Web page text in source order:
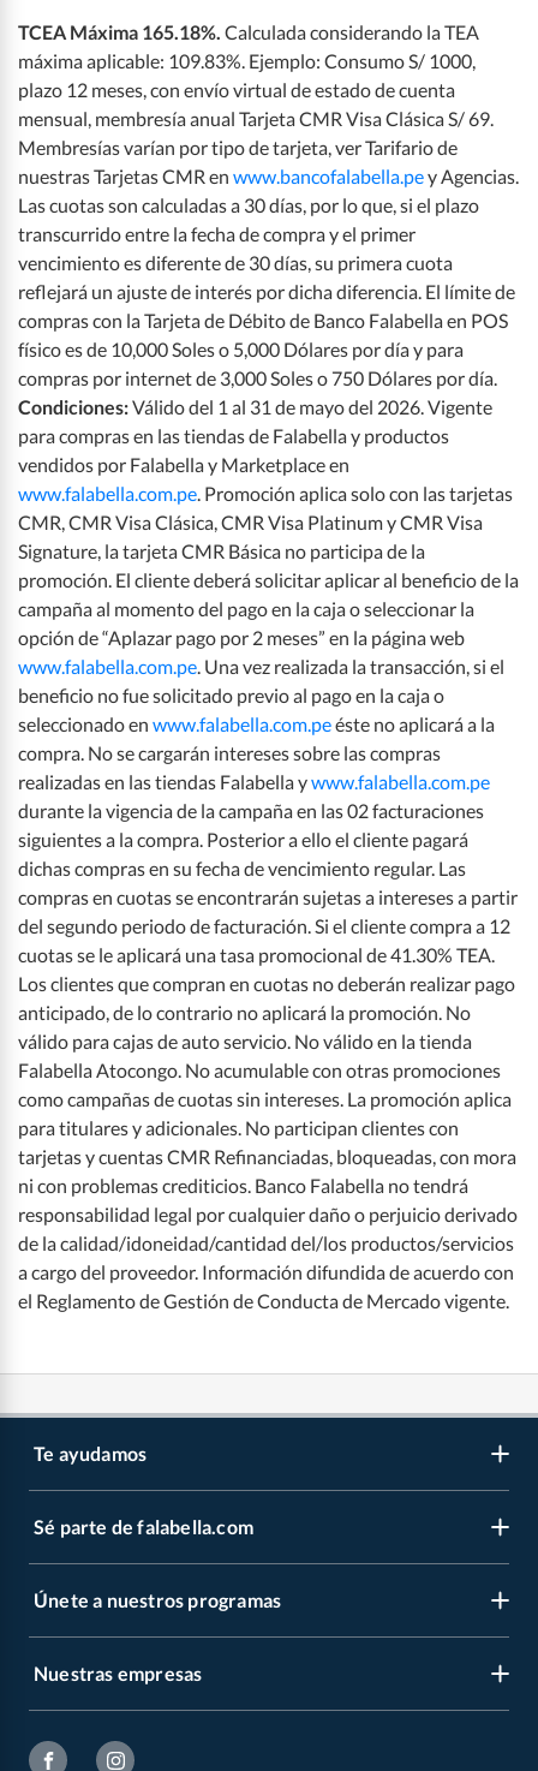
TCEA Máxima 165.18%. Calculada considerando la TEA
máxima aplicable: 109.83%. Ejemplo: Consumo S/ 1000,
plazo 12 meses, con envío virtual de estado de cuenta
mensual, membresía anual Tarjeta CMR Visa Clásica S/ 69.
Membresías varían por tipo de tarjeta, ver Tarifario de
nuestras Tarjetas CMR en www.bancofalabella.pey Agencias.
Las cuotas son calculadas a 30 días, por lo que, si el plazo
transcurrido entre la fecha de compra y el primer
vencimiento es diferente de 30 días, su primera cuota
reflejará un ajuste de interés por dicha diferencia. El límite de
compras con la Tarjeta de Débito de Banco Falabella en POS
físico es de 10,000 Soles o 5,000 Dólares por día y para
compras por internet de 3,000 Soles o 750 Dólares por día.
Condiciones:Válido del 1 al 31 de mayo del 2026. Vigente
para compras en las tiendas de Falabella y productos
vendidos por Falabella y Marketplace en
www.falabella.com.pe. Promoción aplica solo con las tarjetas
CMR, CMR Visa Clásica, CMR Visa Platinum y CMR Visa
Signature, la tarjeta CMR Básica no participa de la
promoción. El cliente deberá solicitar aplicar al beneficio de la
campaña al momento del pago en la caja o seleccionar la
opción de “Aplazar pago por 2 meses” en la página web
www.falabella.com.pe. Una vez realizada la transacción, si el
beneficio no fue solicitado previo al pago en la caja o
seleccionado en www.falabella.com.peéste no aplicará a la
compra. No se cargarán intereses sobre las compras
realizadas en las tiendas Falabella ywww.falabella.com.pe
durante la vigencia de la campaña en las 02 facturaciones
siguientes a la compra. Posterior a ello el cliente pagará
dichas compras en su fecha de vencimiento regular. Las
compras en cuotas se encontrarán sujetas a intereses a partir
del segundo periodo de facturación. Si el cliente compra a 12
cuotas se le aplicará una tasa promocional de 41.30% TEA.
Los clientes que compran en cuotas no deberán realizar pago
anticipado, de lo contrario no aplicará la promoción. No
válido para cajas de auto servicio. No válido en la tienda
Falabella Atocongo. No acumulable con otras promociones
como campañas de cuotas sin intereses. La promoción aplica
para titulares y adicionales. No participan clientes con
tarjetas y cuentas CMR Refinanciadas, bloqueadas, con mora
ni con problemas crediticios. Banco Falabella no tendrá
responsabilidad legal por cualquier daño o perjuicio derivado
de la calidad/idoneidad/cantidad del/los productos/servicios
a cargo del proveedor. Información difundida de acuerdo con
el Reglamento de Gestión de Conducta de Mercado vigente.
Te ayudamos
Atención por WhatsApp
Cambios y devoluciones
Sé parte de falabella.com
Trabaja con nosotros
Únete a nuestros programas
Novios Falabella
Nuestras empresas
Banco Falabella